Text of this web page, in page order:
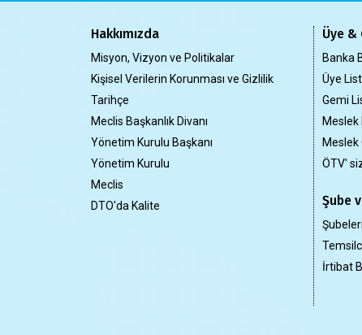
Hakkımızda
Misyon, Vizyon ve Politikalar
Kişisel Verilerin Korunması ve Gizlilik
Tarihçe
Meclis Başkanlık Divanı
Yönetim Kurulu Başkanı
Yönetim Kurulu
Meclis
DTO'da Kalite
Üye &
Banka
Üye
Gemi
Meslek
ÖTV'
Şube
İrtibat